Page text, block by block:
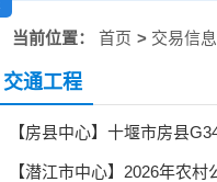
当前位置： 首页 > 交易信息
交通工程